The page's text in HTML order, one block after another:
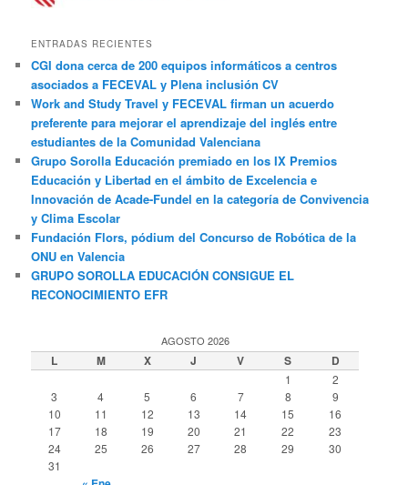
ENTRADAS RECIENTES
CGI dona cerca de 200 equipos informáticos a centros
asociados a FECEVAL y Plena inclusión CV
Work and Study Travel y FECEVAL firman un acuerdo
preferente para mejorar el aprendizaje del inglés entre
estudiantes de la Comunidad Valenciana
Grupo Sorolla Educación premiado en los IX Premios
Educación y Libertad en el ámbito de Excelencia e
Innovación de Acade-Fundel en la categoría de Convivencia
y Clima Escolar
Fundación Flors, pódium del Concurso de Robótica de la
ONU en Valencia
GRUPO SOROLLA EDUCACIÓN CONSIGUE EL
RECONOCIMIENTO EFR
AGOSTO 2026
L M X J V S D
1
2
3
4 5 6 7 8
9
10
11 12 13 14 15
16
17
18 19 20 21 22
23
24
25 26 27 28 29
30
31